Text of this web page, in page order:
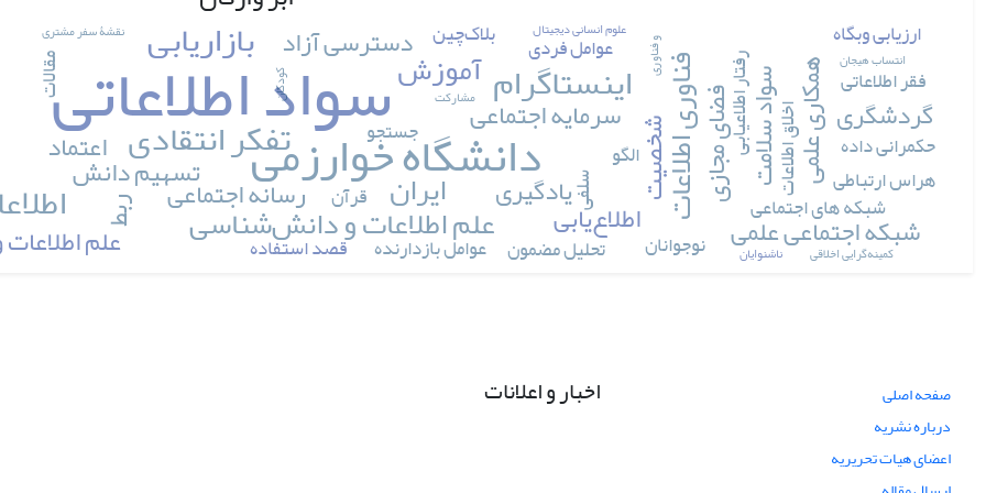
سواد اطلاعاتیدانشگاه خوارزمی
بازاریابی
اینستاگرام
تفکر انتقادی
ایران
آموزش فناوری اطلاعات
علم اطلاعات و دانش‌شناسی
تسهیم دانشرسانه اجتماعی
علم
سرمایه اجتماعی
یادگیری
اطلاع‌یابی
دسترسی آزاد
فضای مجازی اعتماد سواد سلامتهمکاری علمی
ربط
گردشگری
شبکه اجتماعی علمی
شخصیتالگو
قرآن
تحلیل مضمون
عوامل فردی
جستجو
شبکه های اجتماعی
رفتار اطلاعیابی
بلاک‌چین
عوامل بازدارنده
اخلاق اطلاعات هراس ارتباطی
حکمرانی داده
ارزیابی وبگاه
سلفی
نوجوانان
فقر اطلاعاتی مقالات
قصد استفاده کمینه‎گرایی اخلاقی
نقشۀ سفر مشتری
و فناوری
علوم انسانی دیجیتال
انتساب هیجان
مشارکت
ناشنوایان
کودکان
صفحه اصلی
درباره نشریه
اعضای هیات تحریریه
اخبار و اعلانات